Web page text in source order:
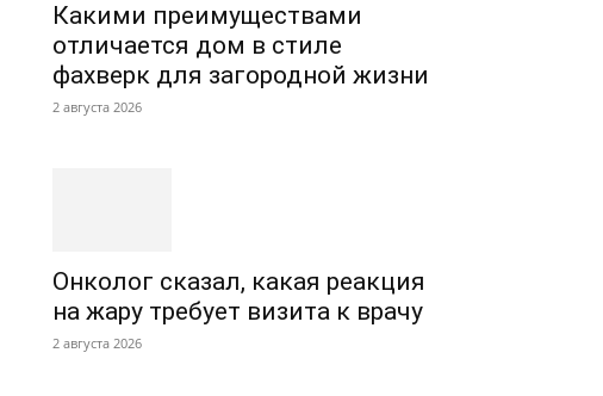
Какими преимуществами
отличается дом в стиле
фахверк для загородной жизни
2 августа 2026
Онколог сказал, какая реакция
на жару требует визита к врачу
2 августа 2026